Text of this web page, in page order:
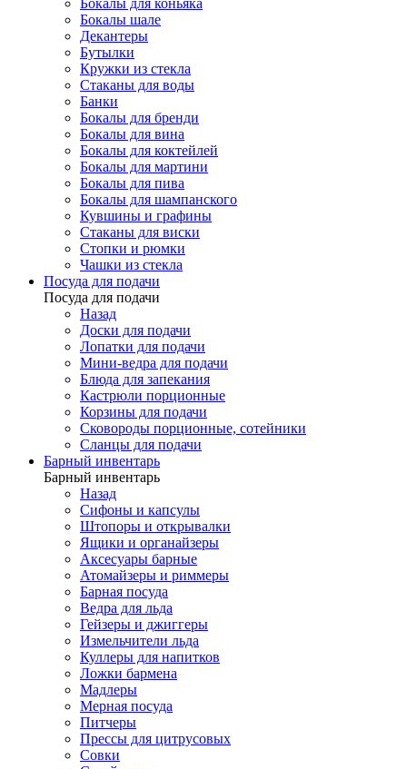
Бокалы для коньяка
Бокалы шале
Декантеры
Бутылки
Кружки из стекла
Стаканы для воды
Банки
Бокалы для бренди
Бокалы для вина
Бокалы для коктейлей
Бокалы для мартини
Бокалы для пива
Бокалы для шампанского
Кувшины и графины
Стаканы для виски
Стопки и рюмки
Чашки из стекла
Посуда для подачи
Посуда для подачи
Назад
Доски для подачи
Лопатки для подачи
Мини-ведра для подачи
Блюда для запекания
Кастрюли порционные
Корзины для подачи
Сковороды порционные, сотейники
Сланцы для подачи
Барный инвентарь
Барный инвентарь
Назад
Сифоны и капсулы
Штопоры и открывалки
Ящики и органайзеры
Аксесуары барные
Атомайзеры и риммеры
Барная посуда
Ведра для льда
Гейзеры и джиггеры
Измельчители льда
Куллеры для напитков
Ложки бармена
Мадлеры
Мерная посуда
Питчеры
Прессы для цитрусовых
Совки